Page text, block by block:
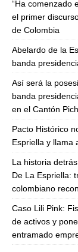
“Ha comenzado
el primer
de Colombia
Abelardo de la
banda
Así será la
banda
en el Cantón
Pacto Histórico
Espriella y llama
La historia
De La Espriella:
colombiano
Caso Lili Pink:
de activos y
entramado